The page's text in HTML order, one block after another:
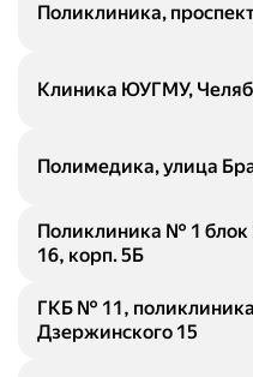
Поликлиника,
Клиника ЮУГМУ,
Полимедика, улица
Поликлиника № 1 блок
16, корп. 5Б
ГКБ № 11,
Дзержинского 15